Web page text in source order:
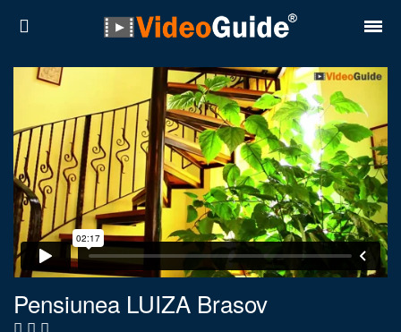
Pensiunea LUIZA Brasov
Locuri
Destinații
Prețuri
Contact
Despre noi
Reguli de confidentialitate